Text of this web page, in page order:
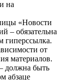
на
«Новости
– обязательна
гиперссылка.
от
материалов.
должна быть
абзаце